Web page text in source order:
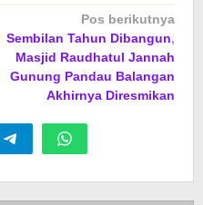
Pos berikutnya
Sembilan Tahun Dibangun,
Masjid Raudhatul Jannah
Gunung Pandau Balangan
Akhirnya Diresmikan